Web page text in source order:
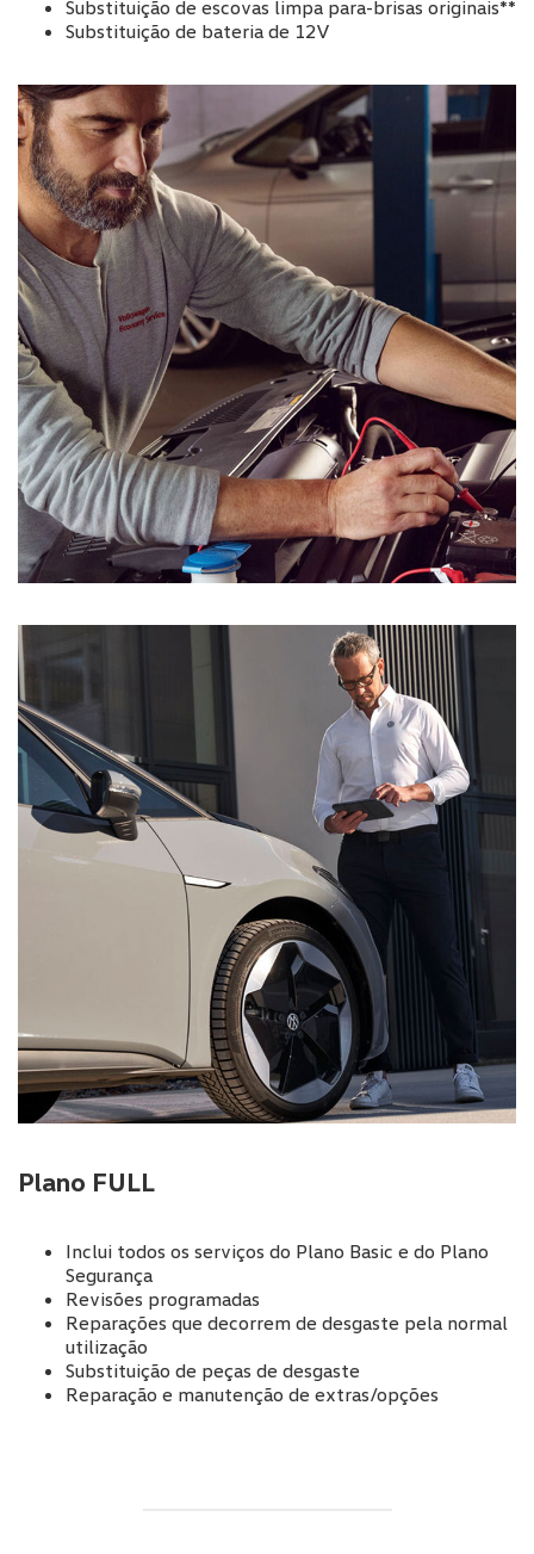
Substituição de escovas limpa para-brisas originais**
Substituição de bateria de 12V
Plano FULL
Inclui todos os serviços do Plano Basic e do Plano
Segurança
Revisões programadas
Reparações que decorrem de desgaste pela normal
utilização
Substituição de peças de desgaste
Reparação e manutenção de extras/opções